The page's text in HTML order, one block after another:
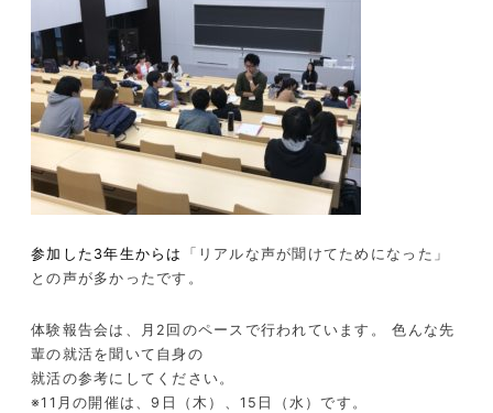
参加した3年生からは
「リアルな声が聞けてためになった」
との声が多かったです。
体験報告会は、月2回のペースで行われています。 色んな先
輩の就活を聞いて自身の
就活の参考にしてください。
※11月の開催は、9日（木）、15日（水）です。